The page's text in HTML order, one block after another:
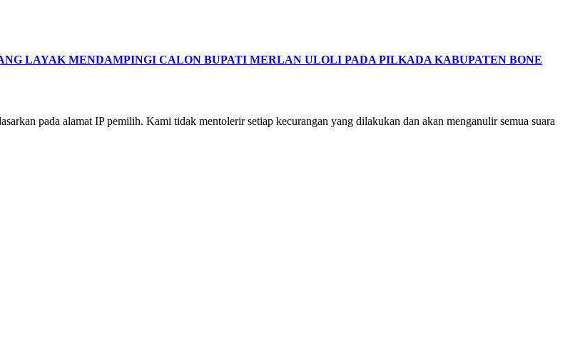
LAYAK MENDAMPINGI CALON BUPATI MERLAN ULOLI PADA PILKADA KABUPATEN BONE
pada alamat IP pemilih. Kami tidak mentolerir setiap kecurangan yang dilakukan dan akan menganulir semua suara